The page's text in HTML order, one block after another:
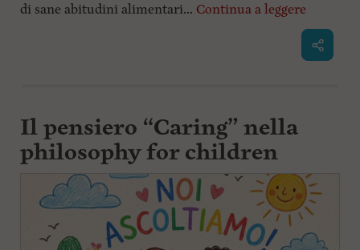
di sane abitudini alimentari... Continua a leggere
Il pensiero “Caring” nella
philosophy for children